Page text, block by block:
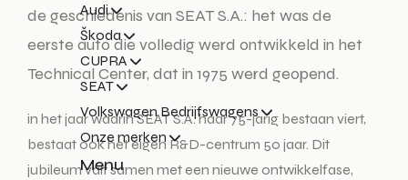
Audi
Škoda
CUPRA
SEAT
Volkswagen Bedrijfswagens
Onze merken
Menu
de geschiedenis van SEAT S.A.: het was de
eerste auto die volledig werd ontwikkeld in het
Technical Center, dat in 1975 werd geopend.
in het jaar waarin SEAT S.A. haar 75-jarig bestaan viert,
bestaat ook het eigen R&D-centrum 50 jaar. Dit
jubileum valt samen met een nieuwe ontwikkelfase,